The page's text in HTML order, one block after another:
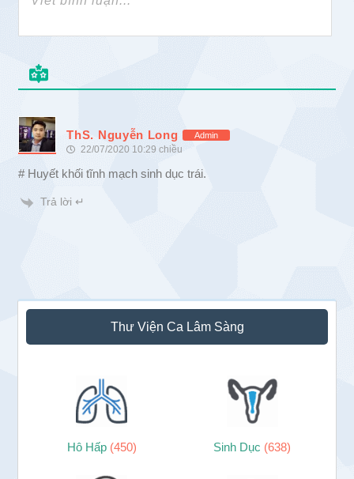
ThS. Nguyễn Long Admin
22/07/2020 10:29 chiều
# Huyết khối tĩnh mạch sinh dục trái.
Trả lời ↵
Sidebar
chính
Thư Viện Ca Lâm Sàng
Hô Hấp (450) Sinh Dục (638)